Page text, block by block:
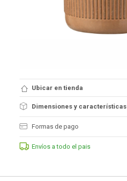
Ubicar en tienda
Dimensiones y características
Formas de pago
Envíos a todo el pais